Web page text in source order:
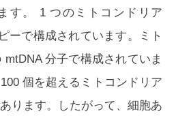
す。 1 つのミトコンドリア
ーで構成されています。ミト
分子で構成されていま
個を超えるミトコンドリア
ります。したがって、細胞あ